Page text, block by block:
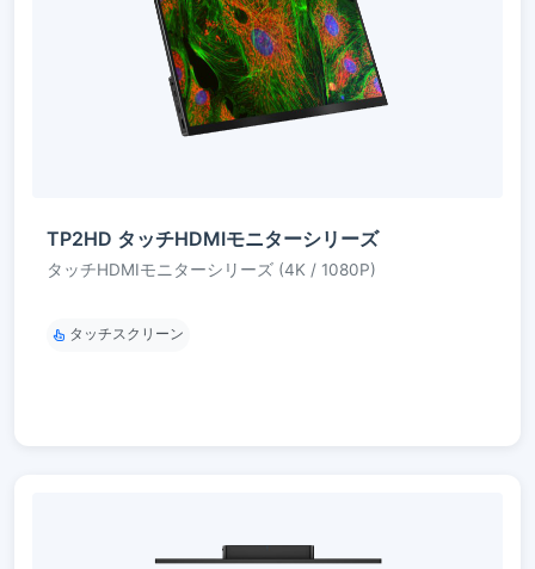
TP2HD タッチHDMIモニターシリーズ
タッチHDMIモニターシリーズ (4K / 1080P)
タッチスクリーン